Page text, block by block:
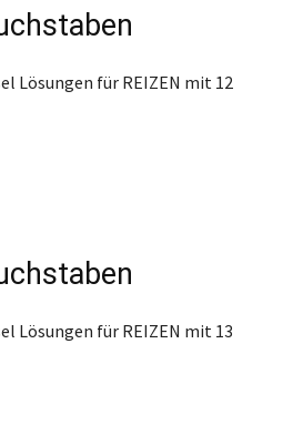
Lösungen für REIZEN mit 12
Lösungen für REIZEN mit 13